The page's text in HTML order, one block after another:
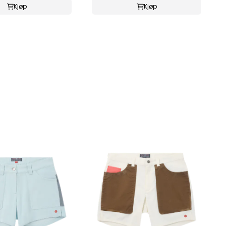
Kjøp Kjøp